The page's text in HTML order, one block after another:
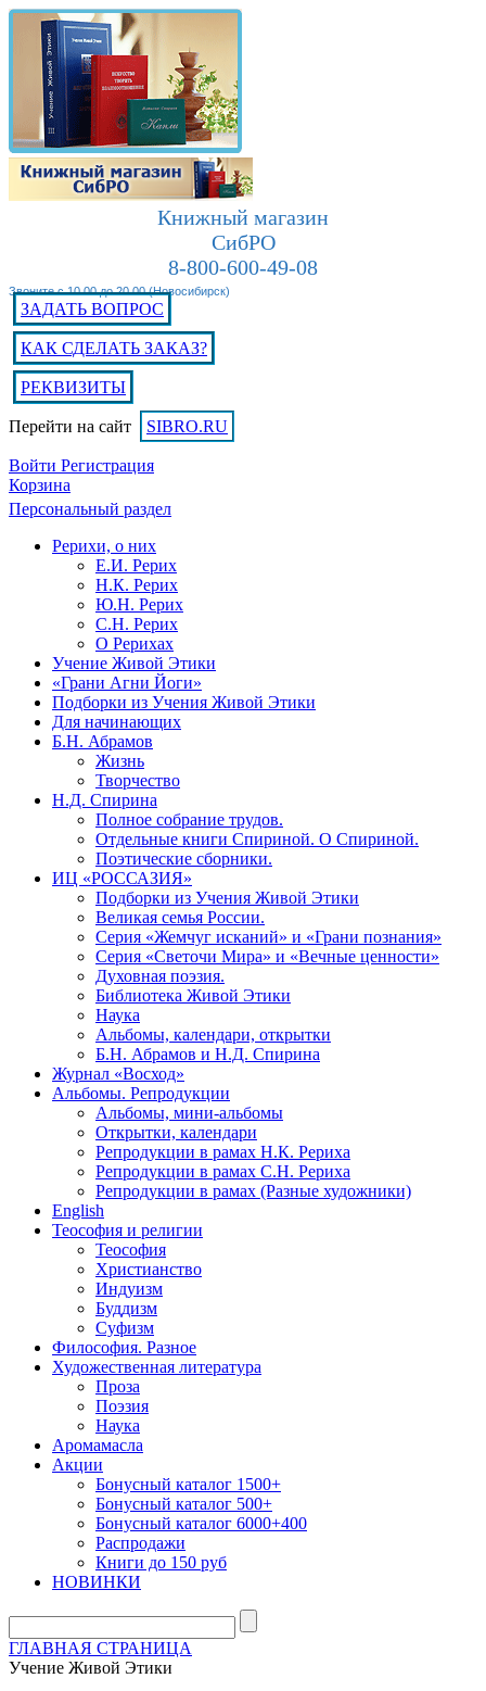
Книжный магазин
СибРО
8-800-600-49-08
Звоните с 10.00 до 20.00 (Новосибирск)
ЗАДАТЬ ВОПРОС
КАК СДЕЛАТЬ ЗАКАЗ?
РЕКВИЗИТЫ
Перейти на сайт SIBRO.RU
Войти Регистрация
Корзина
Персональный раздел
Рерихи, о них
Е.И. Рерих
Н.К. Рерих
Ю.Н. Рерих
С.Н. Рерих
О Рерихах
Учение Живой Этики
«Грани Агни Йоги»
Подборки из Учения Живой Этики
Для начинающих
Б.Н. Абрамов
Жизнь
Творчество
Н.Д. Спирина
Полное собрание трудов.
Отдельные книги Спириной. О Спириной.
Поэтические сборники.
ИЦ «РОССАЗИЯ»
Подборки из Учения Живой Этики
Великая семья России.
Серия «Жемчуг исканий» и «Грани познания»
Серия «Светочи Мира» и «Вечные ценности»
Духовная поэзия.
Библиотека Живой Этики
Наука
Альбомы, календари, открытки
Б.Н. Абрамов и Н.Д. Спирина
Журнал «Восход»
Альбомы. Репродукции
Альбомы, мини-альбомы
Открытки, календари
Репродукции в рамах Н.К. Рериха
Репродукции в рамах С.Н. Рериха
Репродукции в рамах (Разные художники)
English
Теософия и религии
Теософия
Христианство
Индуизм
Буддизм
Суфизм
Философия. Разное
Художественная литература
Проза
Поэзия
Наука
Аромамасла
Акции
Бонусный каталог 1500+
Бонусный каталог 500+
Бонусный каталог 6000+400
Распродажи
Книги до 150 руб
НОВИНКИ
ГЛАВНАЯ СТРАНИЦА
Учение Живой Этики